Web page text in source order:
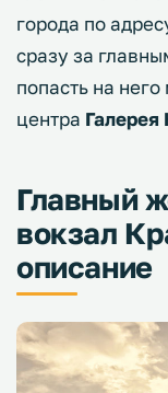
города по
сразу за
попасть на
центра Галерея
Главный
вокзал
описание